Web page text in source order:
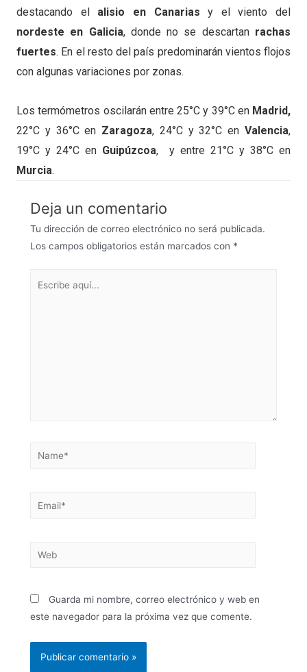
destacando el alisio en Canarias y el viento del
nordeste en Galicia, donde no se descartan rachas
fuertes. En el resto del país predominarán vientos flojos
con algunas variaciones por zonas.
Los termómetros oscilarán entre 25°C y 39°C en Madrid,
22°C y 36°C en Zaragoza, 24°C y 32°C enValencia,
19°C y 24°C en Guipúzcoa, y entre 21°C y 38°C en
Murcia.
Deja un comentario
Tu dirección de correo electrónico no será publicada.
Los campos obligatorios están marcados con *
Guarda mi nombre, correo electrónico y web en
este navegador para la próxima vez que comente.